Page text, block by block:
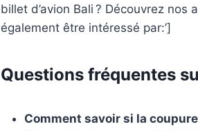
billet d’avion Bali ? Découvrez nos
également être intéressé par:’]
Questions fréquentes
Comment savoir si la